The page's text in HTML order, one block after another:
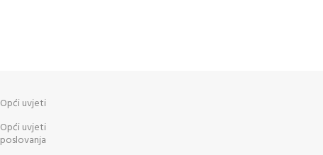
Opći uvjeti
Opći uvjeti
poslovanja